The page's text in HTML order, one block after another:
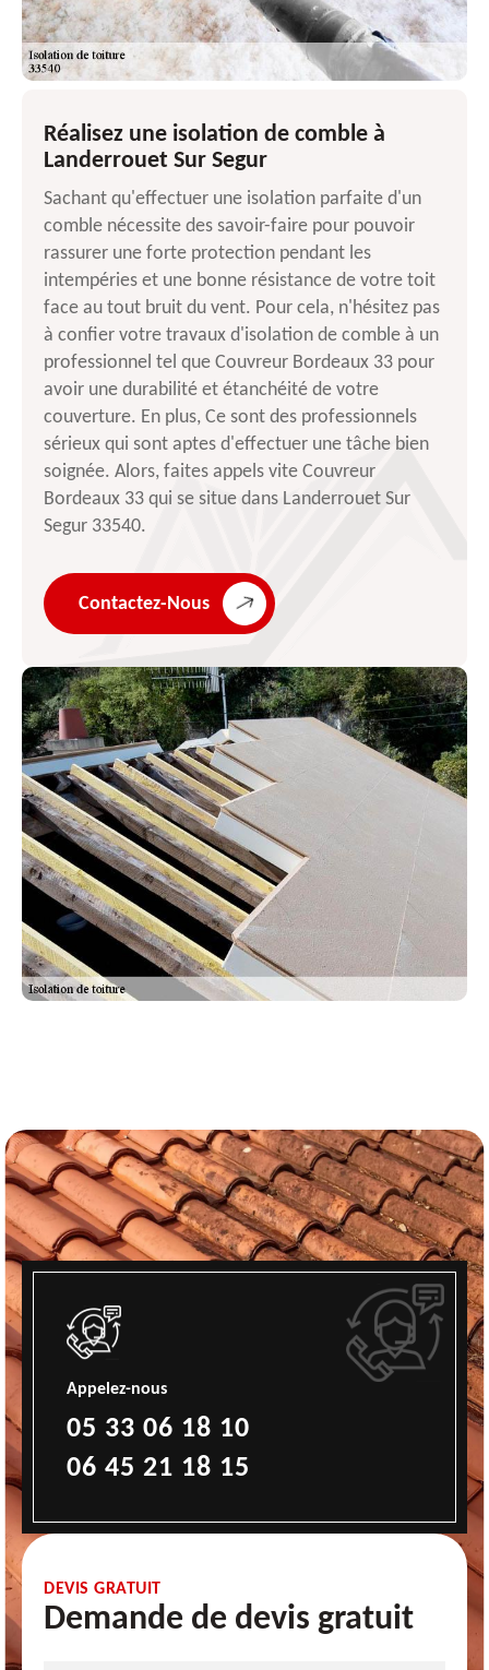
Réalisez une isolation de comble à
Landerrouet Sur Segur
Sachant qu'effectuer une isolation parfaite d'un
comble nécessite des savoir-faire pour pouvoir
rassurer une forte protection pendant les
intempéries et une bonne résistance de votre toit
face au tout bruit du vent. Pour cela, n'hésitez pas
à confier votre travaux d'isolation de comble à un
professionnel tel que Couvreur Bordeaux 33 pour
avoir une durabilité et étanchéité de votre
couverture. En plus, Ce sont des professionnels
sérieux qui sont aptes d'effectuer une tâche bien
soignée. Alors, faites appels vite Couvreur
Bordeaux 33 qui se situe dans Landerrouet Sur
Segur 33540.
Contactez-Nous
Appelez-nous
05 33 06 18 10
06 45 21 18 15
DEVIS GRATUIT
Demande de devis gratuit